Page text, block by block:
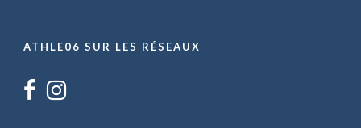
ATHLE06 SUR LES RÉSEAUX